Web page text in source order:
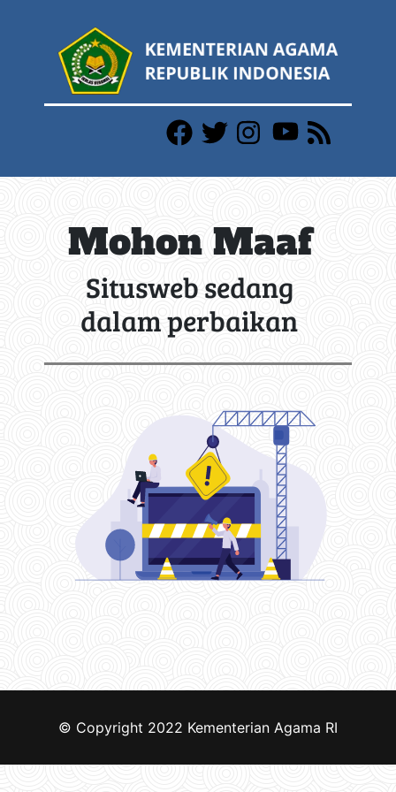
Mohon Maaf
Situsweb sedang
dalam perbaikan
© Copyright 2022 Kementerian Agama RI